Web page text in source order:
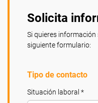
Solicita
Si quieres información
siguiente formulario:
Tipo de contacto
Situación laboral *